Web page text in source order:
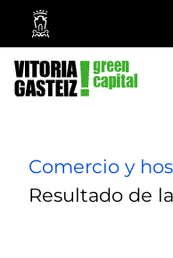
Vitoria-
Gasteiz
City
Council
Comercio y
Resultado de